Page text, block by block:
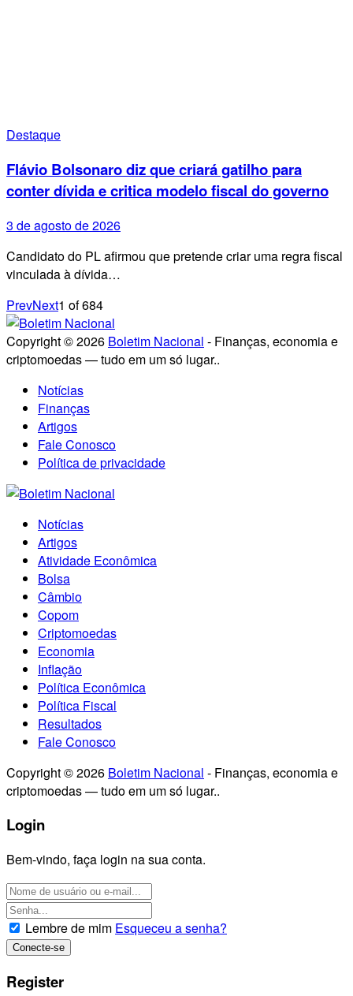
Destaque
Flávio Bolsonaro diz que criará gatilho para
conter dívida e critica modelo fiscal do governo
3 de agosto de 2026
Candidato do PL afirmou que pretende criar uma regra fiscal
vinculada à dívida…
PrevNext1 of684
Copyright © 2026 Boletim Nacional - Finanças, economia e
criptomoedas — tudo em um só lugar..
Notícias
Finanças
Artigos
Fale Conosco
Política de privacidade
Notícias
Artigos
Atividade Econômica
Bolsa
Câmbio
Copom
Criptomoedas
Economia
Inflação
Política Econômica
Política Fiscal
Resultados
Fale Conosco
Copyright © 2026 Boletim Nacional - Finanças, economia e
criptomoedas — tudo em um só lugar..
Login
Bem-vindo, faça login na sua conta.
Lembre de mim Esqueceu a senha?
Register